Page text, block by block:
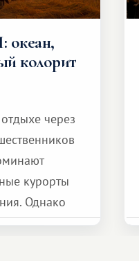
океан,
колорит
через
курорты
Однако
системы